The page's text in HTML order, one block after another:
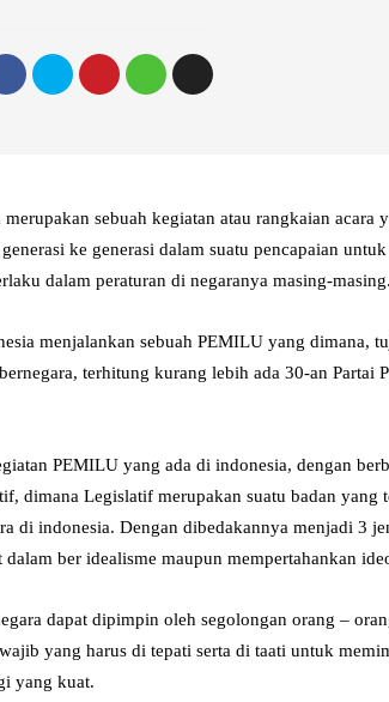
merupakan sebuah kegiatan atau rangkaian acara
ke generasi dalam suatu pencapaian
dalam peraturan di negaranya masing-masing.
menjalankan sebuah PEMILU yang dimana,
terhitung kurang lebih ada 30-an
PEMILU yang ada di indonesia, dengan
dimana Legislatif merupakan suatu badan
di indonesia. Dengan dibedakannya menjadi 3
ber idealisme maupun mempertahankan
dapat dipimpin oleh segolongan orang –
yang harus di tepati serta di taati untuk
yang kuat.